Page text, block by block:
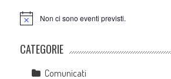
Notice Non ci sono eventi previsti.
CATEGORIE
Comunicati